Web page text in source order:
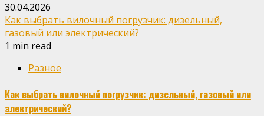
30.04.2026
Как выбрать вилочный погрузчик: дизельный,
газовый или электрический?
1 min read
Разное
Как выбрать вилочный погрузчик: дизельный, газовый или
электрический?